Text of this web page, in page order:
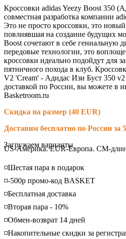
Кроссовки adidas Yeezy Boost 350
совместная разработка компании
Это не просто кроссовки, это
повлиявшая на создание будущих
Boost сочетают в себе гениальную
передовые технологии, это
кроссовки идеально подойдут для
пятничного похода в клуб.
V2 'Cream' - Адидас Изи Буст 350 v2
доставкой по России, вы можете в
Basketroom.ru
Скидка на размер (40 EUR)
Доставим бесплатно по России за
Loading...
Загружаем варианты
US-Америка. EUR-Европа. CM-
◽️Шестая пара в подарок
◽️-500р промо-код BASKET
◽️Бесплатная доставка
◽️Вторая пара - 10%
◽️Обмен-возврат 14 дней
◽️Накопительные скидки за